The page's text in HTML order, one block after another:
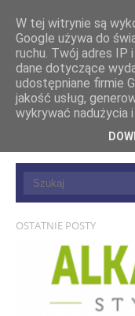
OSTATNIE POSTY
W tej witrynie są
Google używa do
ruchu. Twój adres IP
dane dotyczące
udostępniane firmie
jakość usług,
wykrywać nadużycia